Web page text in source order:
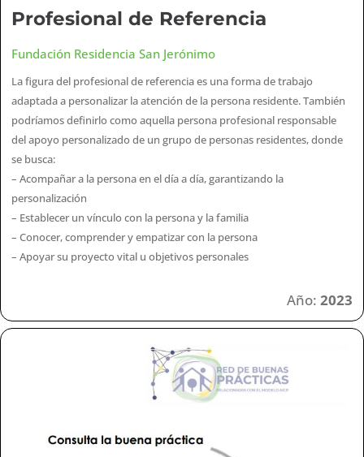
Profesional de Referencia
Fundación Residencia San Jerónimo
La figura del profesional de referencia es una forma de trabajo
adaptada a personalizar la atención de la persona residente. También
podríamos definirlo como aquella persona profesional responsable
del apoyo personalizado de un grupo de personas residentes, donde
se busca:
– Acompañar a la persona en el día a día, garantizando la
personalización
– Establecer un vínculo con la persona y la familia
– Conocer, comprender y empatizar con la persona
– Apoyar su proyecto vital u objetivos personales
Año: 2023